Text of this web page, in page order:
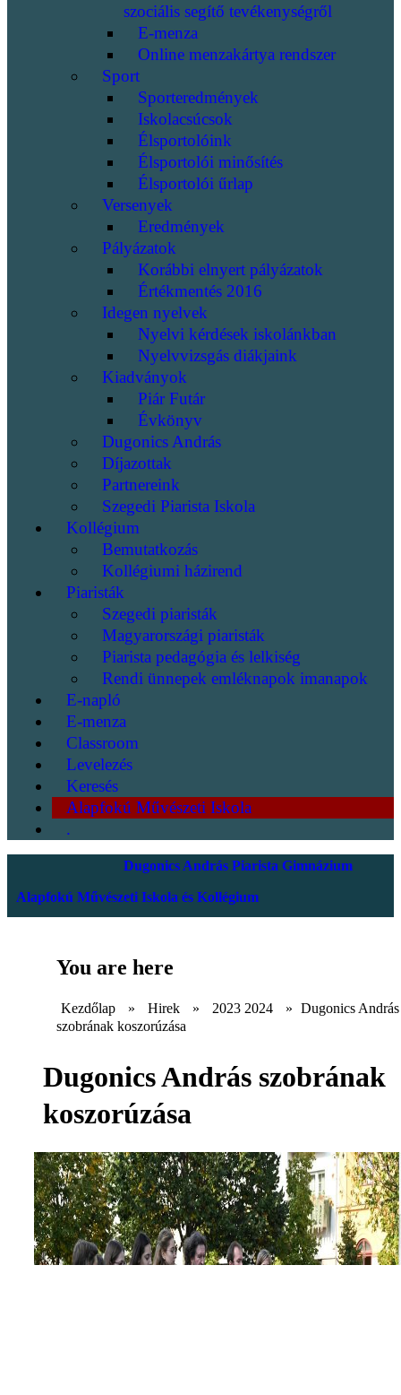
szociális segítő tevékenységről
E-menza
Online menzakártya rendszer
Sport
Sporteredmények
Iskolacsúcsok
Élsportolóink
Élsportolói minősítés
Élsportolói űrlap
Versenyek
Eredmények
Pályázatok
Korábbi elnyert pályázatok
Értékmentés 2016
Idegen nyelvek
Nyelvi kérdések iskolánkban
Nyelvvizsgás diákjaink
Kiadványok
Piár Futár
Évkönyv
Dugonics András
Díjazottak
Partnereink
Szegedi Piarista Iskola
Kollégium
Bemutatkozás
Kollégiumi házirend
Piaristák
Szegedi piaristák
Magyarországi piaristák
Piarista pedagógia és lelkiség
Rendi ünnepek emléknapok imanapok
E-napló
E-menza
Classroom
Levelezés
Keresés
Alapfokú Művészeti Iskola
.
Dugonics András Piarista Gimnázium
Alapfokú Művészeti Iskola és Kollégium
You are here
Kezdőlap » Hirek » 2023 2024 » Dugonics András
szobrának koszorúzása
Dugonics András szobrának
koszorúzása